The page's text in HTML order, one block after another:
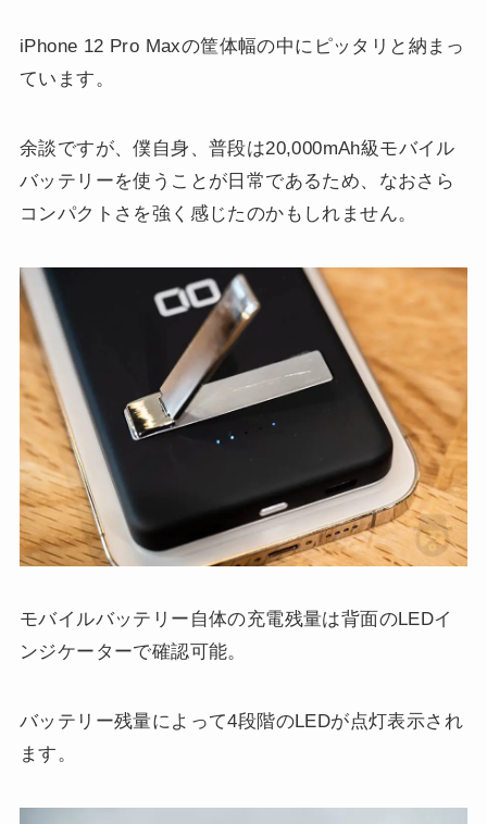
iPhone 12 Pro Maxの筐体幅の中にピッタリと納まっ
ています。
余談ですが、僕自身、普段は20,000mAh級モバイル
バッテリーを使うことが日常であるため、なおさら
コンパクトさを強く感じたのかもしれません。
モバイルバッテリー自体の充電残量は背面のLEDイ
ンジケーターで確認可能。
バッテリー残量によって4段階のLEDが点灯表示され
ます。